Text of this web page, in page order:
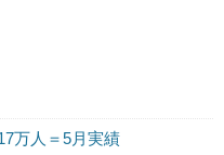
万人＝5月実績